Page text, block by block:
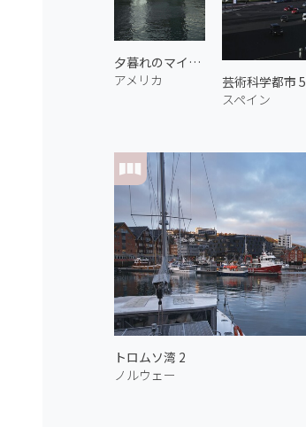
夕暮れのマイアミ川
アメリカ
芸術科学都市 5
スペイン
トロムソ湾 2
ノルウェー